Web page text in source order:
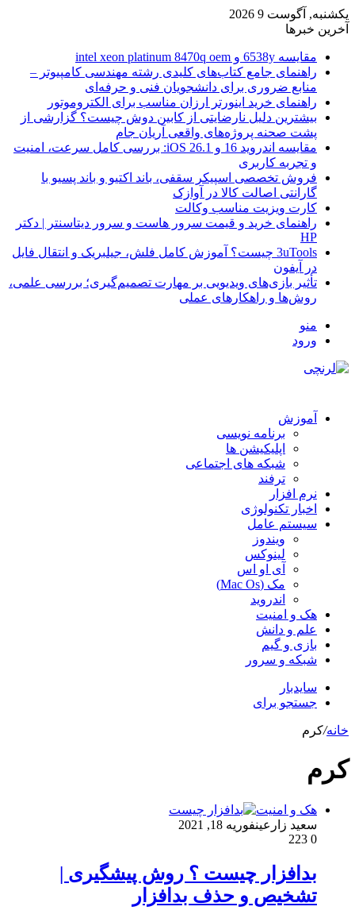
یکشنبه, آگوست 9 2026
آخرین خبرها
مقایسه 6538y و intel xeon platinum 8470q oem
راهنمای جامع کتاب‌های کلیدی رشته مهندسی کامپیوتر –
منابع ضروری برای دانشجویان فنی و حرفه‌ای
راهنمای خرید اینورتر ارزان مناسب برای الکتروموتور
بیشترین دلیل نارضایتی از کابین دوش چیست؟ گزارشی از
پشت صحنه پروژه‌های واقعی آریان جام
مقایسه اندروید 16 و iOS 26.1: بررسی کامل سرعت، امنیت
و تجربه کاربری
فروش تخصصی اسپیکر سقفی، باند اکتیو و باند پسیو با
گارانتی اصالت کالا در آوازک
کارت ویزیت مناسب وکالت
راهنمای خرید و قیمت سرور هاست و سرور دیتاسنتر | دکتر
HP
3uTools چیست؟ آموزش کامل فلش، جیلبریک و انتقال فایل
در آیفون
تأثیر بازی‌های ویدیویی بر مهارت تصمیم‌گیری؛ بررسی علمی،
روش‌ها و راهکارهای عملی
منو
ورود
آموزش
برنامه نویسی
اپلیکیشن ها
شبکه های اجتماعی
ترفند
نرم افزار
اخبار تکنولوژی
سیستم عامل
ویندوز
لینوکس
آی او اس
مک (Mac Os)
اندروید
هک و امنیت
علم و دانش
بازی و گیم
شبکه و سرور
سایدبار
جستجو برای
خانه/کرم
کرم
هک و امنیت
سعید زارعینفوریه 18, 2021
0
بدافزار چیست ؟ روش پیشگیری |
تشخیص و حذف بدافزار